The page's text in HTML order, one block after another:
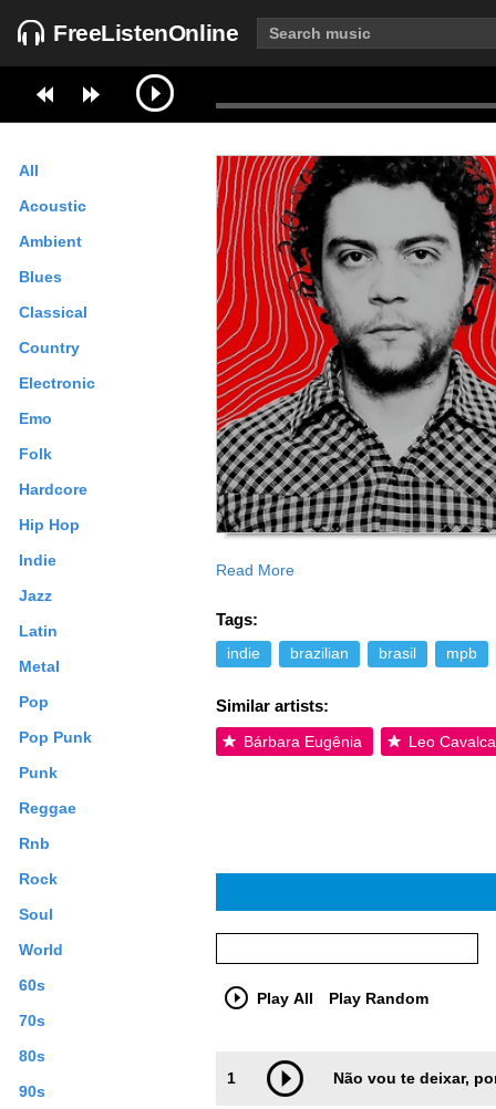
FreeListenOnline
All
Acoustic
Ambient
Blues
Classical
Country
Electronic
Emo
Folk
Hardcore
Hip Hop
Indie
Jazz
Latin
Metal
Pop
Pop Punk
Punk
Reggae
Rnb
Rock
Soul
World
60s
70s
80s
90s
nem mistura grandes influências. Não
"mais ou menos famoso" nem ganhou
estrelato. www.myspace.com/pelico |
Commons By-SA License; additional
Read More
Tags:
indie brazilian brasil mpb
Similar artists:
Bárbara Eugênia Leo
Play All Play Random
1 Não vou te deixar,